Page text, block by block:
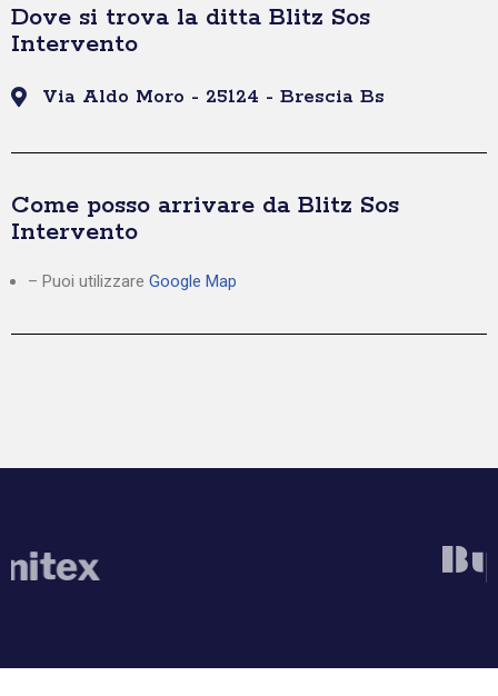
Dove si trova la ditta Blitz Sos
Intervento
Via Aldo Moro - 25124 - Brescia Bs
Come posso arrivare da Blitz Sos
Intervento
– Puoi utilizzare Google Map